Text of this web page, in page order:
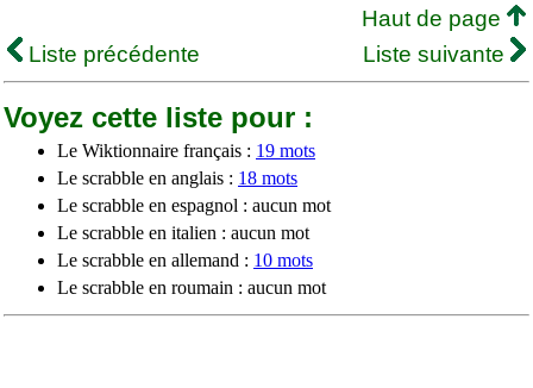
Haut de page
Liste précédente
Liste suivante
Voyez cette liste pour :
Le Wiktionnaire français : 19 mots
Le scrabble en anglais : 18 mots
Le scrabble en espagnol : aucun mot
Le scrabble en italien : aucun mot
Le scrabble en allemand : 10 mots
Le scrabble en roumain : aucun mot